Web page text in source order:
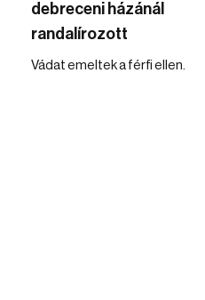
debreceni házánál
randalírozott
Vádat emeltek a férfi ellen.